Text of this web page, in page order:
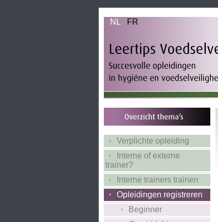
NL FR
Verplichte opleiding
Interne of externe
trainer?
Interne trainers trainen
Opleidingen registreren
Beginner